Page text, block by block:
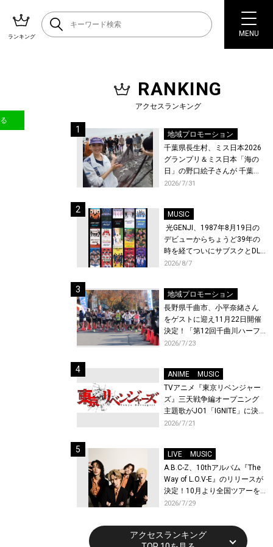
ランキング MENU
RANKING
アクセスランキング
地域プロモーション
千葉県長生村、ミス日本2026
グランプリ＆ミス日本「海の
日」の野口絵子さんが 千葉県
唯一の村・長生村で地引網を
2026/7/31
MUSIC
光GENJI、1987年8月19日の
デビューからちょうど39年の
時を経てついにサブスクとDL
配信が解禁！
2026/8/7
地域プロモーション
長野県千曲市、小平奈緒さん
をゲストに迎え11月22日開催
決定！「第12回千曲川ハーフ
マラソン」エントリー受付開
2026/7/23
ANIME
MUSIC
TVアニメ『東京リベンジャー
ズ』三天戦争編オープニング
主題歌がJO1「IGNITE」に決
定！メンバー全員から喜びと
先行上映会を開催！
2026/7/21
LIVE
MUSIC
A.B.C-Z、10thアルバム『The
Way of L.O.V-E』のリリースが
決定！10月より全国ツアーを
開催！
2026/7/29
アクセスランキング